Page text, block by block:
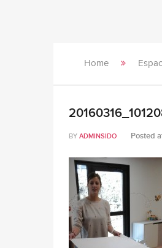
Home
BY ADMINSIDO Posted